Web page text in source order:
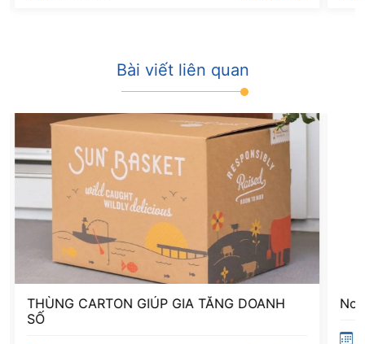
Bài viết liên quan
THÙNG CARTON GIÚP GIA TĂNG DOANH
SỐ
Nơi